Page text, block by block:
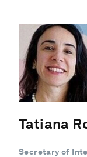
Tatiana
Secretary of